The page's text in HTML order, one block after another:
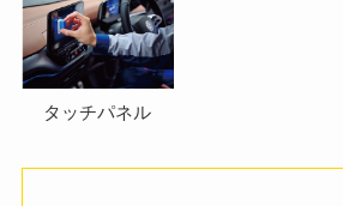
タッチパネル